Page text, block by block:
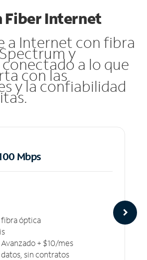
Fiber Internet
a Internet con fibra
y
a lo que
con las
y la confiabilidad
Mbps
óptica
+ $10/mes
sin contratos